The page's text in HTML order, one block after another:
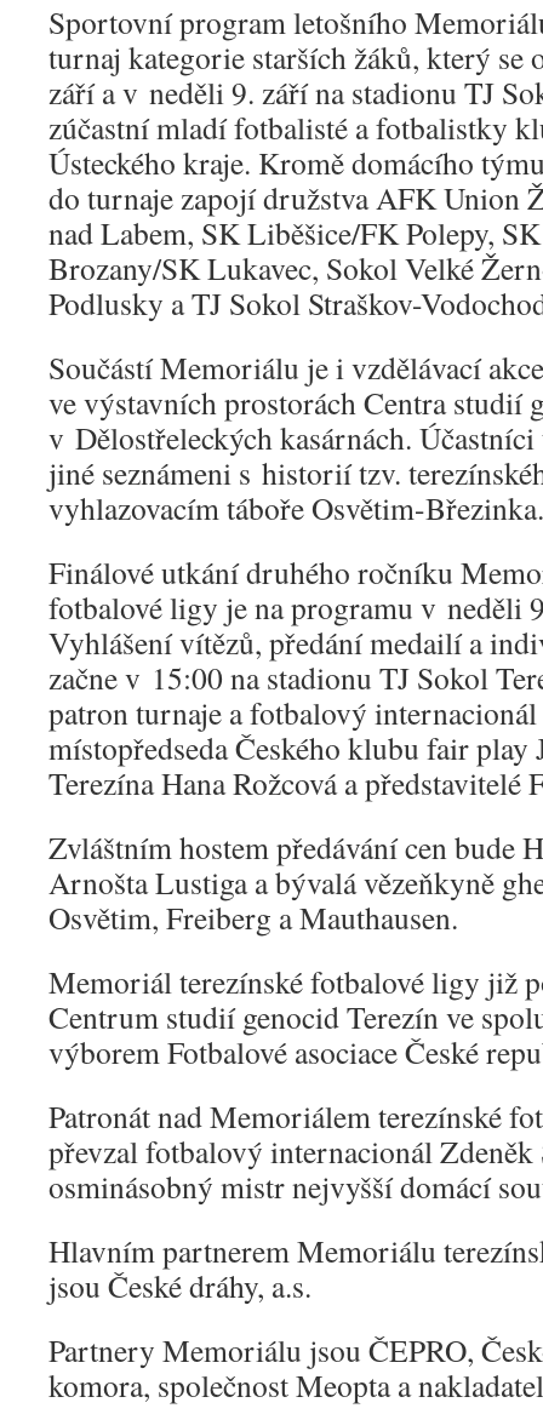
Sportovní program letošního
turnaj kategorie starších žáků, který se
září a v neděli 9. září na stadionu TJ
zúčastní mladí fotbalisté a fotbalistky
Ústeckého kraje. Kromě domácího
do turnaje zapojí družstva AFK Union
nad Labem, SK Liběšice/FK Polepy,
Brozany/SK Lukavec, Sokol Velké
Podlusky a TJ Sokol Straškov-
Součástí Memoriálu je i vzdělávací
ve výstavních prostorách Centra studií
v Dělostřeleckých kasárnách.
jiné seznámeni s historií tzv.
vyhlazovacím táboře Osvětim-Březinka.
Finálové utkání druhého ročníku
fotbalové ligy je na programu v neděli
Vyhlášení vítězů, předání medailí a
začne v 15:00 na stadionu TJ Sokol
patron turnaje a fotbalový
místopředseda Českého klubu fair play
Terezína Hana Rožcová a představitelé
Zvláštním hostem předávání cen bude
Arnošta Lustiga a bývalá vězeňkyně
Osvětim, Freiberg a Mauthausen.
Memoriál terezínské fotbalové ligy již
Centrum studií genocid Terezín ve
výborem Fotbalové asociace České
Patronát nad Memoriálem terezínské
převzal fotbalový internacionál Zdeněk
osminásobný mistr nejvyšší domácí
Hlavním partnerem Memoriálu
jsou České dráhy, a.s.
Partnery Memoriálu jsou ČEPRO,
komora, společnost Meopta a